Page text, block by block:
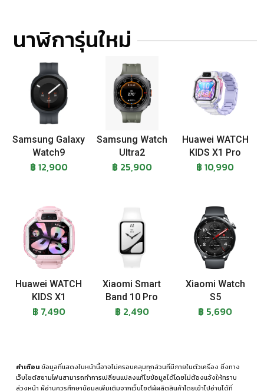
นาฬิการุ่นใหม่
Samsung Galaxy
Watch9
฿ 12,900
Samsung Watch
Ultra2
฿ 25,900
Huawei WATCH
KIDS X1 Pro
฿ 10,990
Huawei WATCH
KIDS X1
฿ 7,490
Xiaomi Smart
Band 10 Pro
฿ 2,490
Xiaomi Watch
S5
฿ 5,690
คำเตือนข้อมูลที่แสดงในหน้านี้อาจไม่ครอบคลุมทุกส่วนที่มีภายในตัวเครื่อง ซึ่งทาง
เว็บไซต์สยามโฟนสามารถทำการเปลี่ยนแปลงแก้ไขข้อมูลได้โดยไม่ต้องแจ้งให้ทราบ
ล่วงหน้า ผู้อ่านควรศึกษาข้อมูลเพิ่มเติมจากเว็บไซต์ผู้ผลิตสินค้าโดยเข้าไปอ่านได้ที่